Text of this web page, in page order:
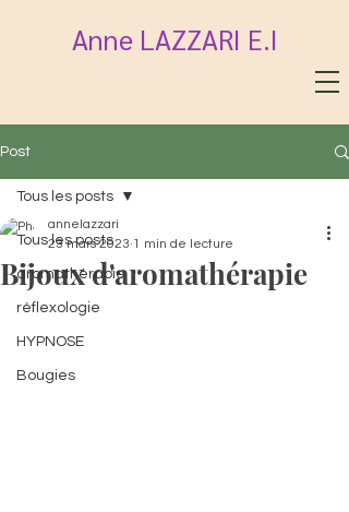
Anne LAZZARI E.I
Post
Tous les posts
aromathérapie
réflexologie
HYPNOSE
Bougies
Tous les posts
Bijoux d'aromathérapie
annelazzari
23 mars 2023 1 min de lecture